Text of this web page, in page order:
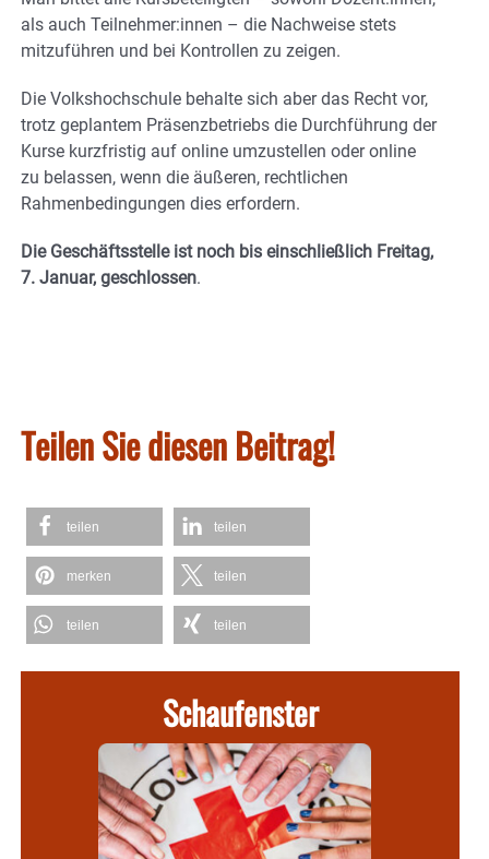
als auch Teilnehmer:innen – die Nachweise stets
mitzuführen und bei Kontrollen zu zeigen.
Die Volkshochschule behalte sich aber das Recht vor,
trotz geplantem Präsenzbetriebs die Durchführung der
Kurse kurzfristig auf online umzustellen oder online
zu belassen, wenn die äußeren, rechtlichen
Rahmenbedingungen dies erfordern.
Die Geschäftsstelle ist noch bis einschließlich Freitag,
7. Januar, geschlossen.
Teilen Sie diesen Beitrag!
teilen teilen
merken teilen
teilen teilen
Schaufenster